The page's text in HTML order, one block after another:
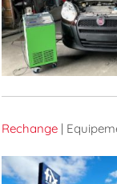
Rechange |